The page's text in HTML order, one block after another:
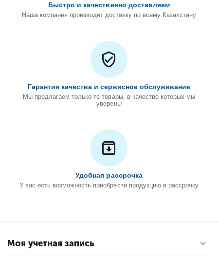
Быстро и качественно доставляем
Наша компания производит доставку по всему Казахстану
Гарантия качества и сервисное обслуживание
Мы предлагаем только те товары, в качестве которых мы
уверены
Удобная рассрочка
У вас есть возможность приобрести продукцию в рассрочку
Моя учетная запись